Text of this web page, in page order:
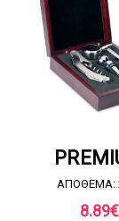
ΑΠΟΘΕΜΑ:
8.89€